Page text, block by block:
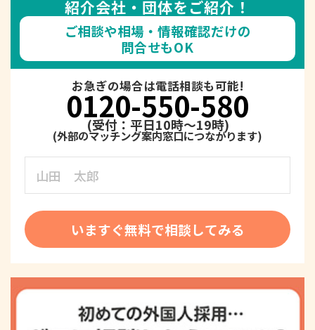
紹介会社・団体をご紹介！
ご相談や相場・情報確認だけの
問合せもOK
お急ぎの場合は電話相談も可能!
0120-550-580
(受付：平日10時～19時)
いますぐ無料で相談してみる